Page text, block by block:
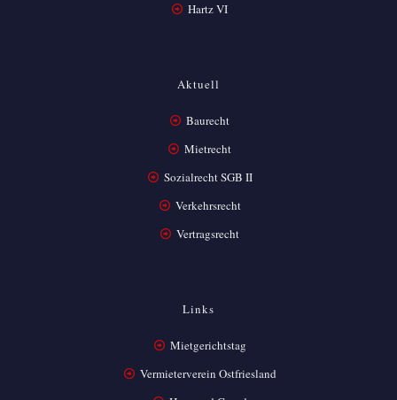
Hartz VI
Aktuell
Baurecht
Mietrecht
Sozialrecht SGB II
Verkehrsrecht
Vertragsrecht
Links
Mietgerichtstag
Vermieterverein Ostfriesland